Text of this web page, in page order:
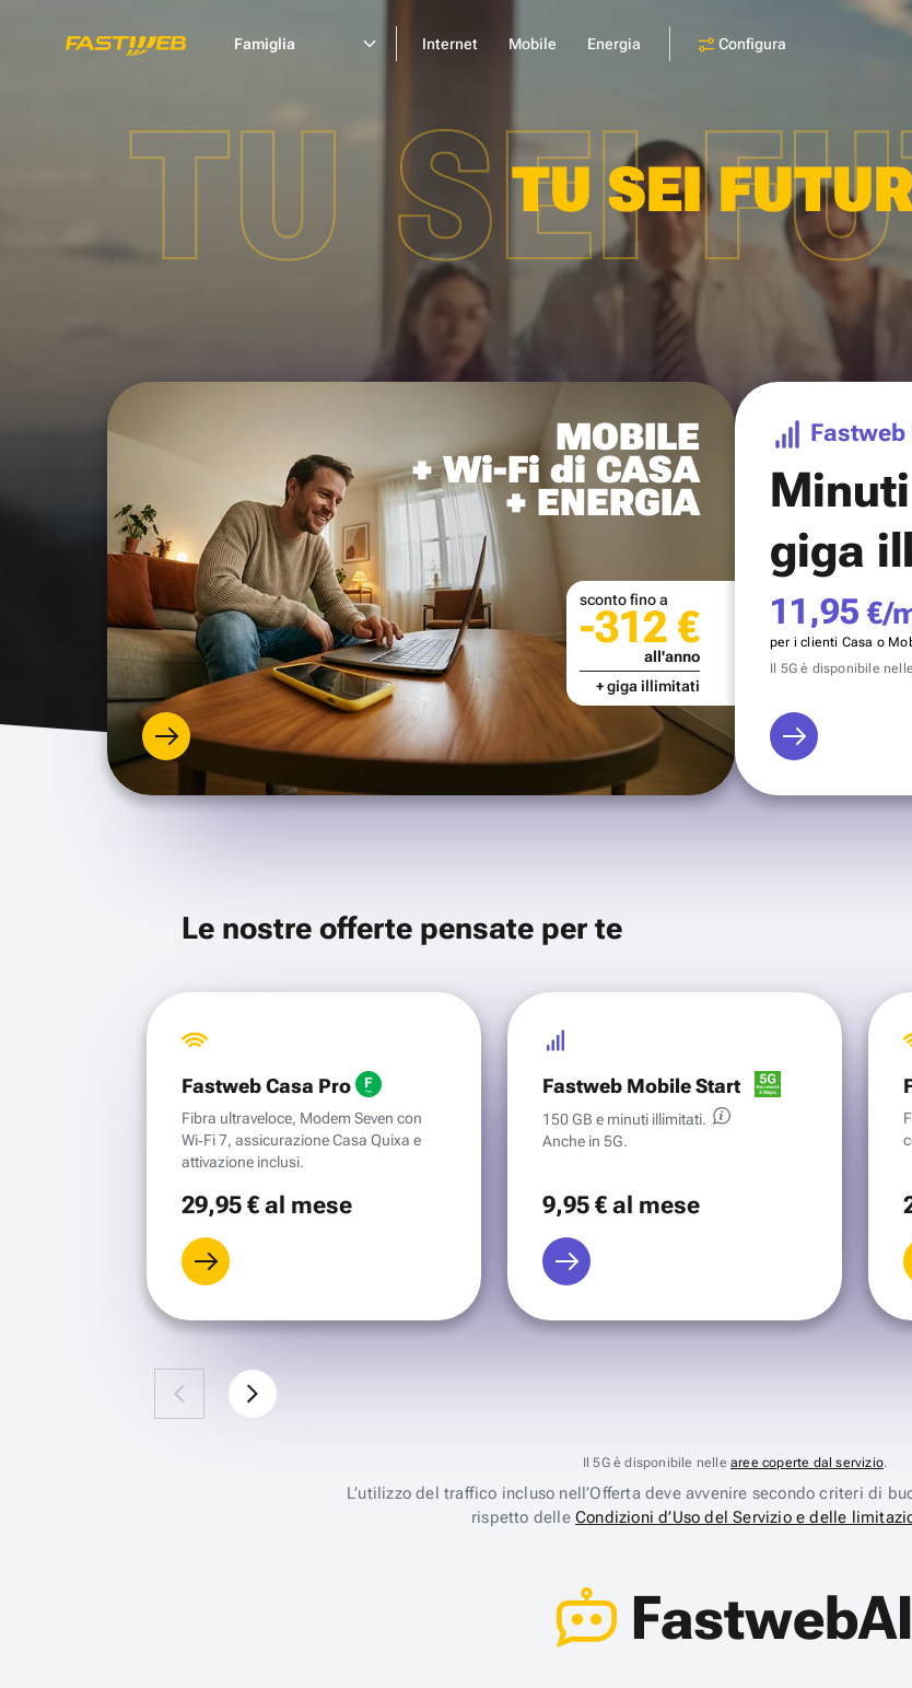
Famiglia Internet Mobile Energia Configura
TU SEI
TU SEI
MOBILE
+ Wi-Fi di CASA
+ ENERGIA
sconto fino a
-312 €
all'anno
+ giga illimitati
giga
11,95 €/
per i clienti Casa o
Il 5G è disponibile
Le nostre offerte pensate per te
Fastweb Casa Pro
Fibra ultraveloce, Modem Seven con
Wi‑Fi 7, assicurazione Casa Quixa e
attivazione inclusi.
29,95 €al mese
Fastweb Mobile Start
150 GB e minuti illimitati.
Anche in 5G.
9,95 €al mese
Il 5G è disponibile nelle aree coperte dal servizio.
L’utilizzo del traffico incluso nell’Offerta deve avvenire secondo criteri di
rispetto delleCondizioni d’Uso del Servizio e delle
FastwebAI